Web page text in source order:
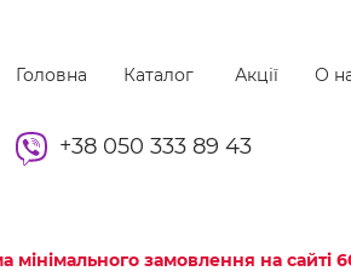
Головна Каталог Акції О
+38 050 333 89 43
мінімального замовлення на